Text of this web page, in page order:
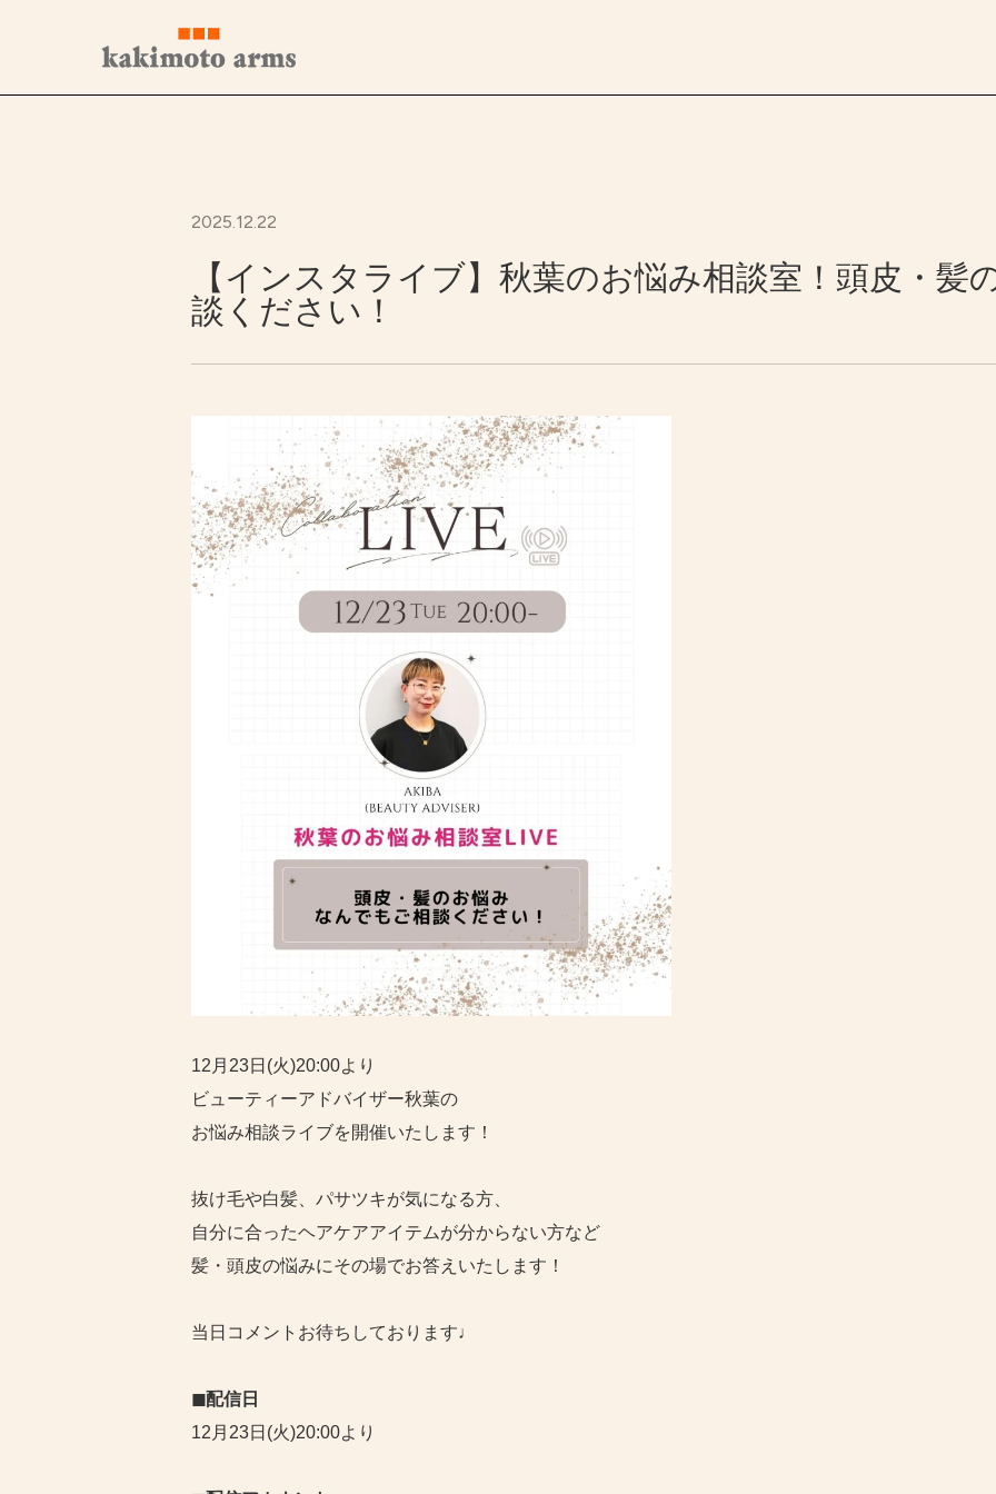
へ
2025.12.22
【インスタライブ】秋葉のお悩み相談室！頭皮・髪
談ください！
12月23日(火)20:00より
ビューティーアドバイザー秋葉の
お悩み相談ライブを開催いたします！
抜け毛や白髪、パサツキが気になる方、
自分に合ったヘアケアアイテムが分からない方など
髪・頭皮の悩みにその場でお答えいたします！
当日コメントお待ちしております♩
◼︎配信日
12月23日(火)20:00より